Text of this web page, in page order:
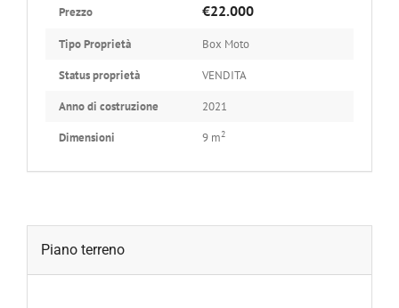
Prezzo €22.000
Tipo Proprietà Box Moto
Status proprietà VENDITA
Anno di costruzione 2021
Dimensioni 9 m2
Piano terreno